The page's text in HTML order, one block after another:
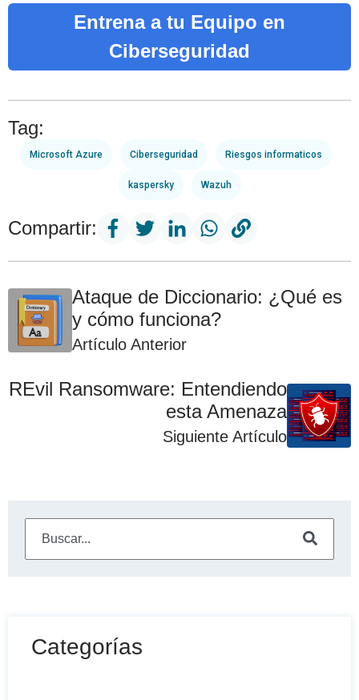
Entrena a tu Equipo en
Ciberseguridad
Tag:
Microsoft Azure Ciberseguridad Riesgos informaticos
kaspersky Wazuh
Compartir:
Ataque de Diccionario: ¿Qué es
y cómo funciona?
Artículo Anterior
REvil Ransomware: Entendiendo
esta Amenaza
Siguiente Artículo
Categorías